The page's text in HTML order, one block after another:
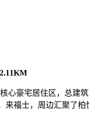
心豪宅居住区，总建
来福士，周边汇聚了柏